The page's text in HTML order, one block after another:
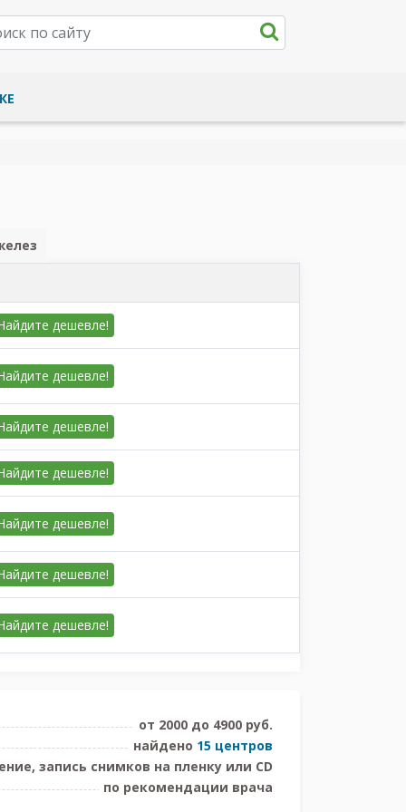
дешевле!
дешевле!
дешевле!
дешевле!
дешевле!
дешевле!
дешевле!
от 2000 до 4900 руб.
найдено 15 центров
запись снимков на пленку или CD
по рекомендации врача